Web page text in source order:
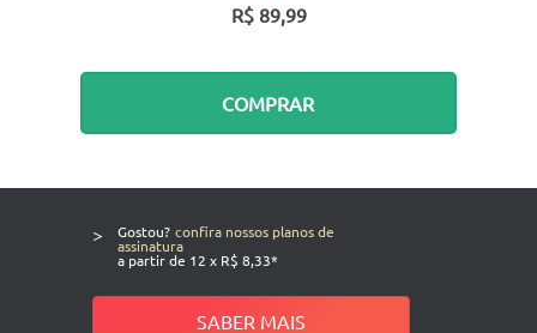
R$ 89,99
COMPRAR
> Gostou? confira nossos planos de
assinatura
a partir de 12 x R$ 8,33*
SABER MAIS